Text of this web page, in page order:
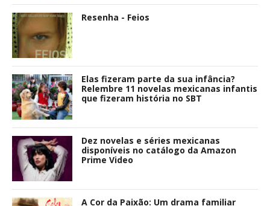
Resenha - Feios
Elas fizeram parte da sua infância?
Relembre 11 novelas mexicanas infantis
que fizeram história no SBT
Dez novelas e séries mexicanas
disponíveis no catálogo da Amazon
Prime Video
A Cor da Paixão: Um drama familiar